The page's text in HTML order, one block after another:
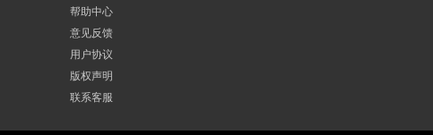
帮助中心
意见反馈
用户协议
版权声明
联系客服